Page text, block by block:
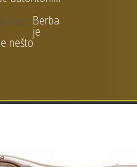
Berba
je
nešto